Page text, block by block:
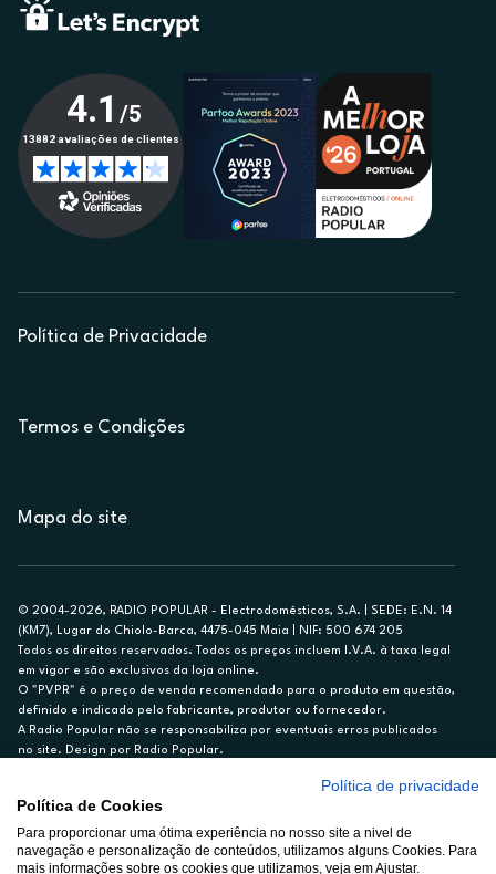
Política de Privacidade
Termos e Condições
Mapa do site
© 2004-2026, RADIO POPULAR - Electrodomésticos, S.A. | SEDE: E.N. 14
(KM7), Lugar do Chiolo-Barca, 4475-045 Maia | NIF: 500 674 205
Todos os direitos reservados. Todos os preços incluem I.V.A. à taxa legal
em vigor e são exclusivos da loja online.
O "PVPR" é o preço de venda recomendado para o produto em questão,
definido e indicado pelo fabricante, produtor ou fornecedor.
A Radio Popular não se responsabiliza por eventuais erros publicados
no site. Design por Radio Popular.
Ex. para limite de crédito de €1.500, reembolsado em 12 meses, TAN
14,79%.
Crédito sujeito a aprovação pelo Cetelem, marca BNP Paribas Personal
Finance, S.A., Sucursal em Portugal. Informe-se no 21 721 90 00 (dias
Política de privacidade
Política de Cookies
Para proporcionar uma ótima experiência no nosso site a nivel de
navegação e personalização de conteúdos, utilizamos alguns Cookies. Para
mais informações sobre os cookies que utilizamos, veja em Ajustar.